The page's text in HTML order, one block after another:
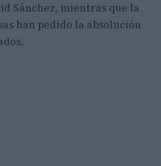
Sánchez, mientras que la
han pedido la absolución